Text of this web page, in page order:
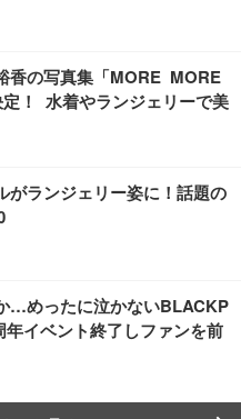
香の写真集「MORE MORE
！ 水着やランジェリーで美
がランジェリー姿に！話題の
…めったに泣かないBLACKP
年イベント終了しファンを前